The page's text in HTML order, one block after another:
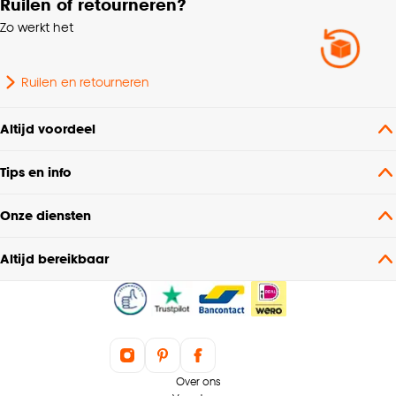
Zo werkt het
Ruilen en retourneren
Altijd voordeel
Tips en info
Onze diensten
Altijd bereikbaar
Over ons